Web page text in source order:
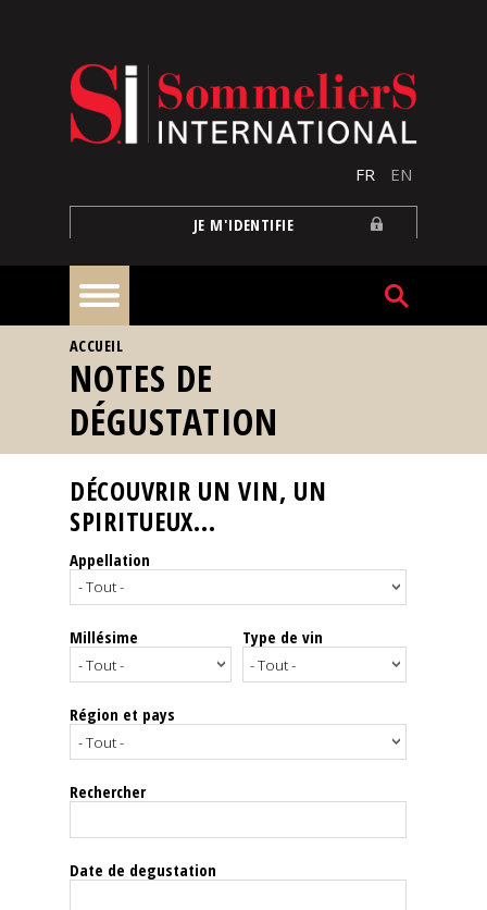
FR EN
JE M'IDENTIFIE
À
la
une
Reportages
Nos
Spiritueux
Notes
dégustation
Le
magazine
VOUS ÊTES ICI
ACCUEIL
NOTES DE
DÉGUSTATION
DÉCOUVRIR UN VIN, UN
SPIRITUEUX...
Appellation
Millésime Type de vin
Région et pays
Rechercher
Date de degustation